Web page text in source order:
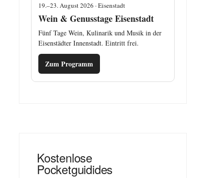
19.–23. August 2026 · Eisenstadt
Wein & Genusstage Eisenstadt
Fünf Tage Wein, Kulinarik und Musik in der
Eisenstädter Innenstadt. Eintritt frei.
Zum Programm
Kostenlose
Pocketguidides